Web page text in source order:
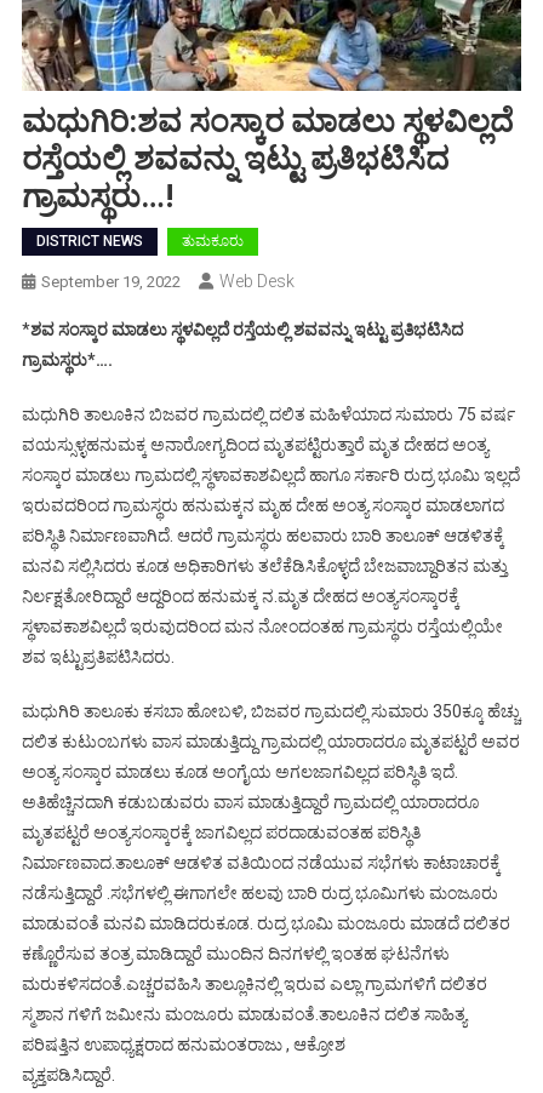
ಮಧುಗಿರಿ:ಶವ ಸಂಸ್ಕಾರ ಮಾಡಲು ಸ್ಥಳವಿಲ್ಲದೆ
ರಸ್ತೆಯಲ್ಲಿ ಶವವನ್ನು ಇಟ್ಟು ಪ್ರತಿಭಟಿಸಿದ
ಗ್ರಾಮಸ್ಥರು…!
DISTRICT NEWS ತುಮಕೂರು
September 19, 2022 Web Desk
*ಶವ ಸಂಸ್ಕಾರ ಮಾಡಲು ಸ್ಥಳವಿಲ್ಲದೆ ರಸ್ತೆಯಲ್ಲಿ ಶವವನ್ನು ಇಟ್ಟು ಪ್ರತಿಭಟಿಸಿದ
ಗ್ರಾಮಸ್ಥರು*….
ಮಧುಗಿರಿ ತಾಲೂಕಿನ ಬಿಜವರ ಗ್ರಾಮದಲ್ಲಿ ದಲಿತ ಮಹಿಳೆಯಾದ ಸುಮಾರು 75 ವರ್ಷ
ವಯಸ್ಸುಳ್ಳಹನುಮಕ್ಕ ಅನಾರೋಗ್ಯದಿಂದ ಮೃತಪಟ್ಟಿರುತ್ತಾರೆ ಮೃತ ದೇಹದ ಅಂತ್ಯ
ಸಂಸ್ಕಾರ ಮಾಡಲು ಗ್ರಾಮದಲ್ಲಿ ಸ್ಥಳಾವಕಾಶವಿಲ್ಲದೆ ಹಾಗೂ ಸರ್ಕಾರಿ ರುದ್ರ ಭೂಮಿ ಇಲ್ಲದೆ
ಇರುವದರಿಂದ ಗ್ರಾಮಸ್ಥರು ಹನುಮಕ್ಕನ ಮೃಹ ದೇಹ ಅಂತ್ಯ ಸಂಸ್ಕಾರ ಮಾಡಲಾಗದ
ಪರಿಸ್ಥಿತಿ ನಿರ್ಮಾಣವಾಗಿದೆ. ಆದರೆ ಗ್ರಾಮಸ್ಥರು ಹಲವಾರು ಬಾರಿ ತಾಲೂಕ್ ಆಡಳಿತಕ್ಕೆ
ಮನವಿ ಸಲ್ಲಿಸಿದರು ಕೂಡ ಅಧಿಕಾರಿಗಳು ತಲೆಕೆಡಿಸಿಕೊಳ್ಳದೆ ಬೇಜವಾಬ್ದಾರಿತನ ಮತ್ತು
ನಿರ್ಲಕ್ಷತೋರಿದ್ದಾರೆ ಆದ್ದರಿಂದ ಹನುಮಕ್ಕ ನ.ಮೃತ ದೇಹದ ಅಂತ್ಯಸಂಸ್ಕಾರಕ್ಕೆ
ಸ್ಥಳಾವಕಾಶವಿಲ್ಲದೆ ಇರುವುದರಿಂದ ಮನ ನೋಂದಂತಹ ಗ್ರಾಮಸ್ಥರು ರಸ್ತೆಯಲ್ಲಿಯೇ
ಶವ ಇಟ್ಟುಪ್ರತಿಪಟಿಸಿದರು.
ಮಧುಗಿರಿ ತಾಲೂಕು ಕಸಬಾ ಹೋಬಳಿ, ಬಿಜವರ ಗ್ರಾಮದಲ್ಲಿ ಸುಮಾರು 350ಕ್ಕೂ ಹೆಚ್ಚು
ದಲಿತ ಕುಟುಂಬಗಳು ವಾಸ ಮಾಡುತ್ತಿದ್ದು ಗ್ರಾಮದಲ್ಲಿ ಯಾರಾದರೂ ಮೃತಪಟ್ಟರೆ ಅವರ
ಅಂತ್ಯ ಸಂಸ್ಕಾರ ಮಾಡಲು ಕೂಡ ಅಂಗೈಯ ಅಗಲಜಾಗವಿಲ್ಲದ ಪರಿಸ್ಥಿತಿ ಇದೆ.
ಅತಿಹೆಚ್ಚಿನದಾಗಿ ಕಡುಬಡುವರು ವಾಸ ಮಾಡುತ್ತಿದ್ದಾರೆ ಗ್ರಾಮದಲ್ಲಿ ಯಾರಾದರೂ
ಮೃತಪಟ್ಟರೆ ಅಂತ್ಯಸಂಸ್ಕಾರಕ್ಕೆ ಜಾಗವಿಲ್ಲದ ಪರದಾಡುವಂತಹ ಪರಿಸ್ಥಿತಿ
ನಿರ್ಮಾಣವಾದ.ತಾಲೂಕ್ ಆಡಳಿತ ವತಿಯಿಂದ ನಡೆಯುವ ಸಭೆಗಳು ಕಾಟಾಚಾರಕ್ಕೆ
ನಡೆಸುತ್ತಿದ್ದಾರೆ .ಸಭೆಗಳಲ್ಲಿ ಈಗಾಗಲೇ ಹಲವು ಬಾರಿ ರುದ್ರ ಭೂಮಿಗಳು ಮಂಜೂರು
ಮಾಡುವಂತೆ ಮನವಿ ಮಾಡಿದರುಕೂಡ. ರುದ್ರ ಭೂಮಿ ಮಂಜೂರು ಮಾಡದೆ ದಲಿತರ
ಕಣ್ಣೊರೆಸುವ ತಂತ್ರ ಮಾಡಿದ್ದಾರೆ ಮುಂದಿನ ದಿನಗಳಲ್ಲಿ ಇಂತಹ ಘಟನೆಗಳು
ಮರುಕಳಿಸದಂತೆ.ಎಚ್ಚರವಹಿಸಿ ತಾಲ್ಲೂಕಿನಲ್ಲಿ ಇರುವ ಎಲ್ಲಾ ಗ್ರಾಮಗಳಿಗೆ ದಲಿತರ
ಸ್ಮಶಾನ ಗಳಿಗೆ ಜಮೀನು ಮಂಜೂರು ಮಾಡುವಂತೆ.ತಾಲೂಕಿನ ದಲಿತ ಸಾಹಿತ್ಯ
ಪರಿಷತ್ತಿನ ಉಪಾಧ್ಯಕ್ಷರಾದ ಹನುಮಂತರಾಜು , ಆಕ್ರೋಶ
ವ್ಯಕ್ತಪಡಿಸಿದ್ದಾರೆ.